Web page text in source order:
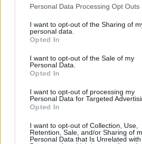
Personal Data Processing Opt Outs
I want to opt-out of the Sharing of
personal data.
Opted In
I want to opt-out of the Sale of my
Personal Data.
Opted In
I want to opt-out of processing my
Personal Data for Targeted
Opted In
I want to opt-out of Collection, Use,
Retention, Sale, and/or Sharing of
Personal Data that Is Unrelated
Древен храм на почти